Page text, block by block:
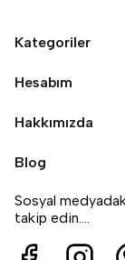
Kategoriler
Hesabım
Hakkımızda
Blog
Sosyal
takip edin....